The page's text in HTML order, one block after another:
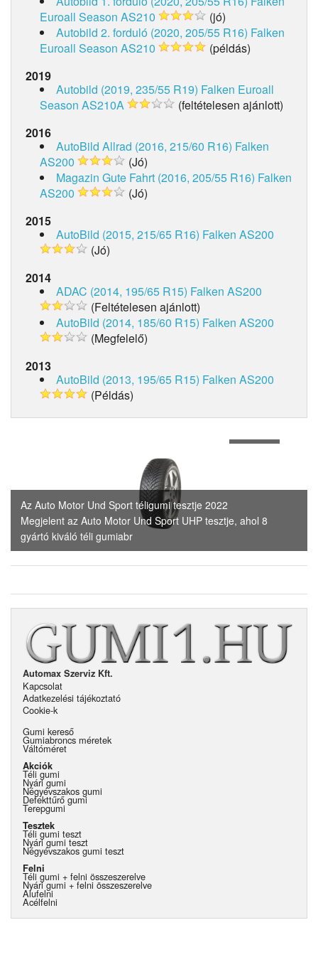
Euroall Season AS210
(jó)
Autobild 2. forduló (2020, 205/55 R16) Falken
Euroall Season AS210
(példás)
2019
Autobild (2019, 235/55 R19) Falken Euroall
Season AS210A
(feltételesen ajánlott)
2016
AutoBild Allrad (2016, 215/60 R16) Falken
AS200
(Jó)
Magazin Gute Fahrt (2016, 205/55 R16) Falken
AS200
(Jó)
2015
AutoBild (2015, 215/65 R16) Falken AS200
(Jó)
2014
ADAC (2014, 195/65 R15) Falken AS200
(Feltételesen ajánlott)
AutoBild (2014, 185/60 R15) Falken AS200
(Megfelelő)
2013
AutoBild (2013, 195/65 R15) Falken AS200
(Példás)
Az Auto Motor Und Sport téligumi tesztje 2022
Megjelent az Auto Motor Und Sport UHP tesztje, ahol 8
gyártó kiváló téli gumiabr
Automax Szerviz Kft.
Kapcsolat
Adatkezelési tájékoztató
Cookie-k
Gumi kereső
Gumiabroncs méretek
Váltóméret
Akciók
Téli gumi
Nyári gumi
Négyévszakos gumi
Defekttűrő gumi
Terepgumi
Tesztek
Téli gumi teszt
Nyári gumi teszt
Négyévszakos gumi teszt
Felni
Téli gumi + felni összeszerelve
Nyári gumi + felni összeszerelve
Alufelni
Acélfelni